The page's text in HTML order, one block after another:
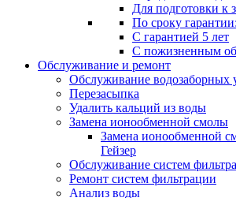
Для подготовки к
По сроку гарантии:
С гарантией 5 лет
С пожизненным
Обслуживание и ремонт
Обслуживание водозаборных
Перезасыпка
Удалить кальций из воды
Замена ионообменной смолы
Замена ионообменной
Гейзер
Обслуживание систем
Ремонт систем фильтрации
Анализ воды